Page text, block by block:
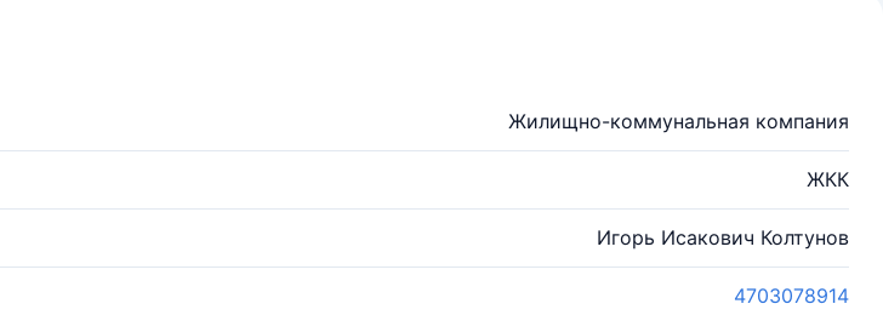
Жилищно-коммунальная компания
ЖКК
Игорь Исакович Колтунов
4703078914